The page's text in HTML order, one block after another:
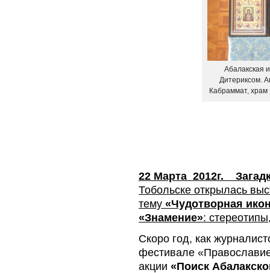
Абалакская
Дитериксом.
Кабраммат,
22 Марта 2012г.
Тобольске открылась
тему «Чудотворная
«Знамение»:
Скоро год, как
фестивале
акции «Поиск